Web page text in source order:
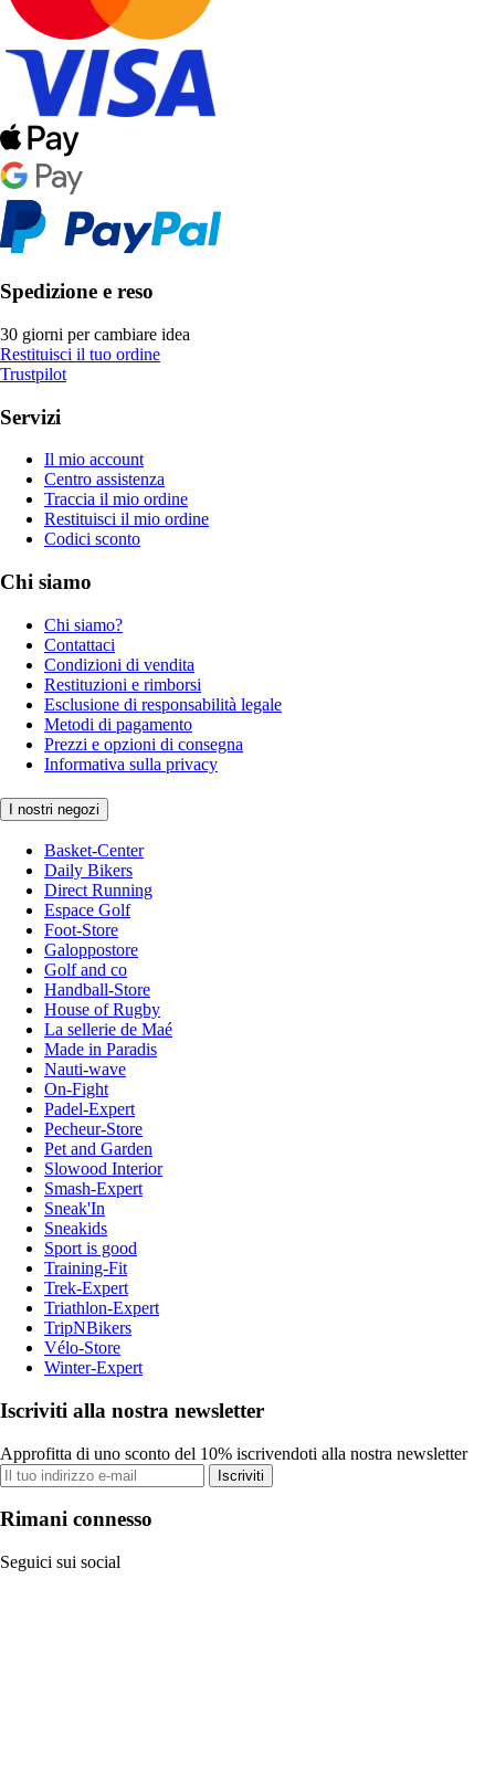
Spedizione e reso
30 giorni per cambiare idea
Restituisci il tuo ordine
Trustpilot
Servizi
Il mio account
Centro assistenza
Traccia il mio ordine
Restituisci il mio ordine
Codici sconto
Chi siamo
Chi siamo?
Contattaci
Condizioni di vendita
Restituzioni e rimborsi
Esclusione di responsabilità legale
Metodi di pagamento
Prezzi e opzioni di consegna
Informativa sulla privacy
I nostri negozi
Basket-Center
Daily Bikers
Direct Running
Espace Golf
Foot-Store
Galoppostore
Golf and co
Handball-Store
House of Rugby
La sellerie de Maé
Made in Paradis
Nauti-wave
On-Fight
Padel-Expert
Pecheur-Store
Pet and Garden
Slowood Interior
Smash-Expert
Sneak'In
Sneakids
Sport is good
Training-Fit
Trek-Expert
Triathlon-Expert
TripNBikers
Vélo-Store
Winter-Expert
Iscriviti alla nostra newsletter
Approfitta di uno sconto del 10% iscrivendoti alla nostra newsletter
Iscriviti
Rimani connesso
Seguici sui social